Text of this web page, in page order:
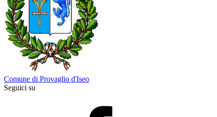
Comune di Provaglio d'Iseo
Seguici su